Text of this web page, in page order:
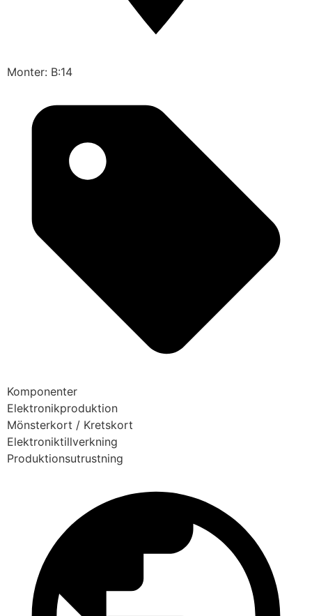
Monter: B:14
Komponenter
Elektronikproduktion
Mönsterkort / Kretskort
Elektroniktillverkning
Produktionsutrustning